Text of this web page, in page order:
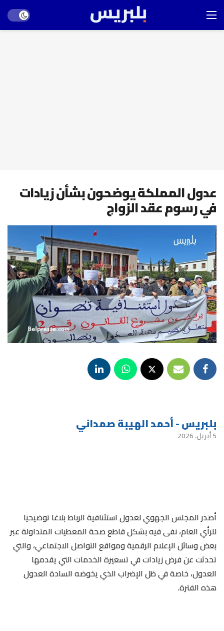
mode
عدول المملكة يوضحون بشأن زيادات
في رسوم عقد الزواج
بلبريس - أحمد الهيبة صمداني
5 أبريل، 2026
أصدر المجلس الجهوي لعدول استئنافية الرباط بلاغا توضيحيا
للرأي العام، نفى فيه بشكل قاطع صحة المعطيات المتداولة عبر
بعض وسائل الإعلام الرقمية ومواقع التواصل الاجتماعي، والتي
تحدثت عن فرض زيادات في تسعيرة الخدمات التي يقدمها
العدول، خاصة في ظل الإضراب الذي يخوضه السادة العدول
هذه الفترة.